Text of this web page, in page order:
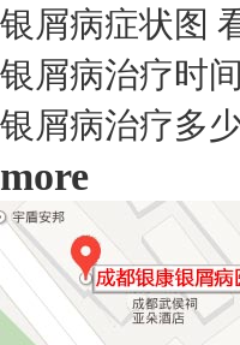
银屑病症状图
银屑病治疗时间
银屑病治疗多
more